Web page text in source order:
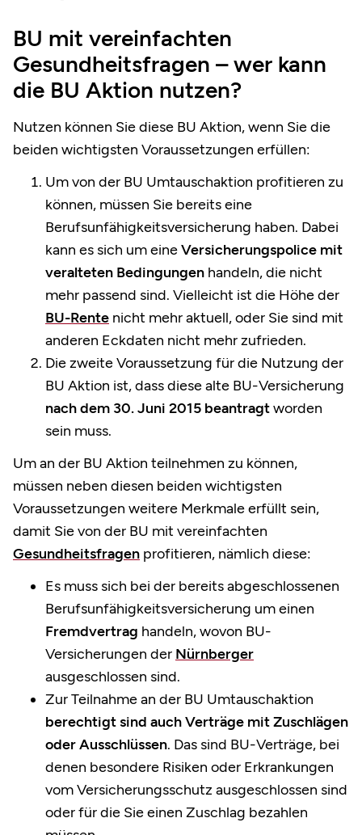
BU mit vereinfachten
Gesundheitsfragen – wer kann
die BU Aktion nutzen?
Nutzen können Sie diese BU Aktion, wenn Sie die
beiden wichtigsten Voraussetzungen erfüllen:
Um von der BU Umtauschaktion profitieren zu
können, müssen Sie bereits eine
Berufsunfähigkeitsversicherung haben. Dabei
kann es sich um eineVersicherungspolice mit
veralteten Bedingungen handeln, die nicht
mehr passend sind. Vielleicht ist die Höhe der
BU-Rente nicht mehr aktuell, oder Sie sind mit
anderen Eckdaten nicht mehr zufrieden.
Die zweite Voraussetzung für die Nutzung der
BU Aktion ist, dass diese alte BU-Versicherung
nach dem 30. Juni 2015 beantragtworden
sein muss.
Um an der BU Aktion teilnehmen zu können,
müssen neben diesen beiden wichtigsten
Voraussetzungen weitere Merkmale erfüllt sein,
damit Sie von der BU mit vereinfachten
Gesundheitsfragen profitieren, nämlich diese:
Es muss sich bei der bereits abgeschlossenen
Berufsunfähigkeitsversicherung um einen
Fremdvertrag handeln, wovon BU-
Versicherungen der Nürnberger
ausgeschlossen sind.
Zur Teilnahme an der BU Umtauschaktion
berechtigt sind auch Verträge mit Zuschlägen
oder Ausschlüssen. Das sind BU-Verträge, bei
denen besondere Risiken oder Erkrankungen
vom Versicherungsschutz ausgeschlossen sind
oder für die Sie einen Zuschlag bezahlen